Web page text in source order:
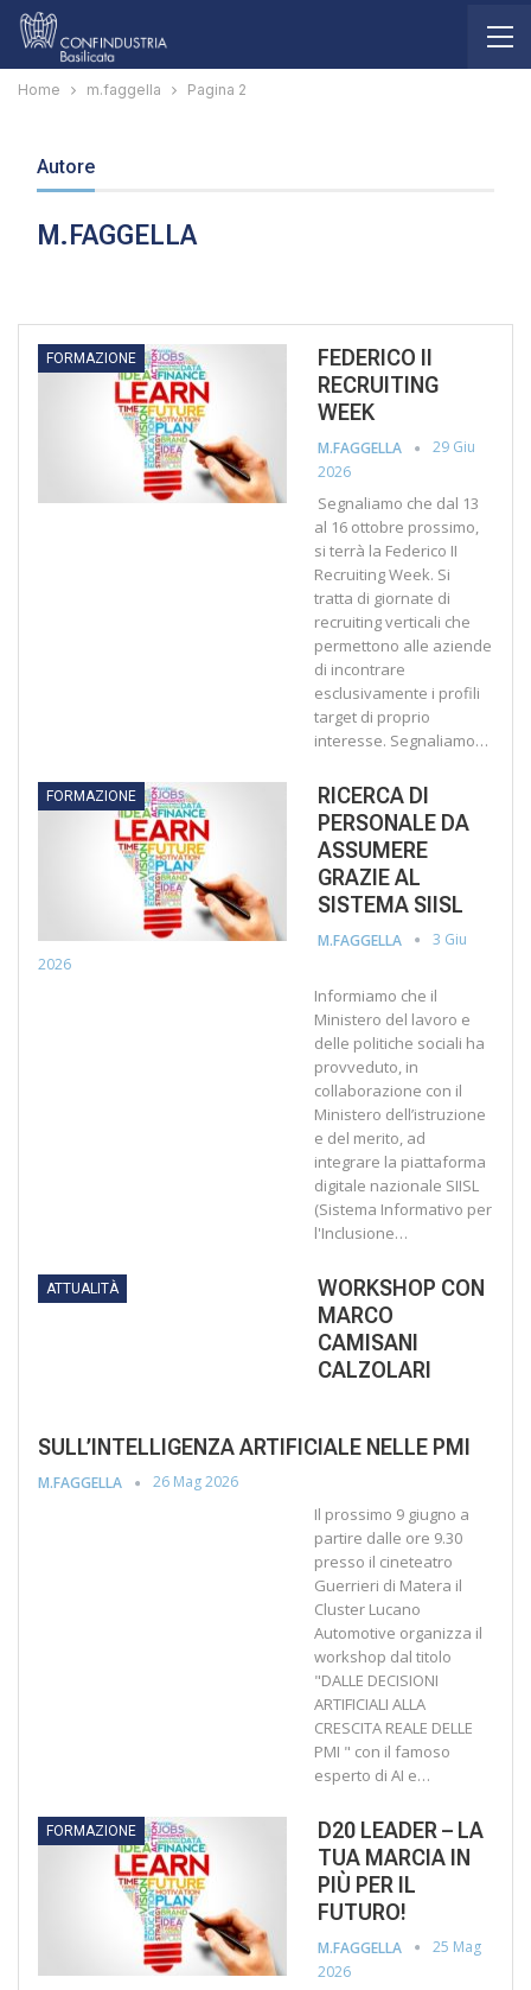
Home m.faggella Pagina 2
Autore
M.FAGGELLA
FORMAZIONE
FEDERICO II
RECRUITING
WEEK
M.FAGGELLA
29 Giu
2026
Segnaliamo che dal 13
al 16 ottobre prossimo,
si terrà la Federico II
Recruiting Week. Si
tratta di giornate di
recruiting verticali che
permettono alle aziende
di incontrare
esclusivamente i profili
target di proprio
interesse. Segnaliamo…
FORMAZIONE
RICERCA DI
PERSONALE DA
ASSUMERE
GRAZIE AL
SISTEMA SIISL
M.FAGGELLA
3 Giu
2026
Informiamo che il
Ministero del lavoro e
delle politiche sociali ha
provveduto, in
collaborazione con il
Ministero dell’istruzione
e del merito, ad
integrare la piattaforma
digitale nazionale SIISL
(Sistema Informativo per
l'Inclusione…
ATTUALITÀ
WORKSHOP CON
MARCO
CAMISANI
CALZOLARI
SULL’INTELLIGENZA ARTIFICIALE NELLE PMI
M.FAGGELLA 26 Mag 2026
Il prossimo 9 giugno a
partire dalle ore 9.30
presso il cineteatro
Guerrieri di Matera il
Cluster Lucano
Automotive organizza il
workshop dal titolo
"DALLE DECISIONI
ARTIFICIALI ALLA
CRESCITA REALE DELLE
PMI " con il famoso
esperto di AI e…
FORMAZIONE
D20 LEADER – LA
TUA MARCIA IN
PIÙ PER IL
FUTURO!
M.FAGGELLA
25 Mag
2026